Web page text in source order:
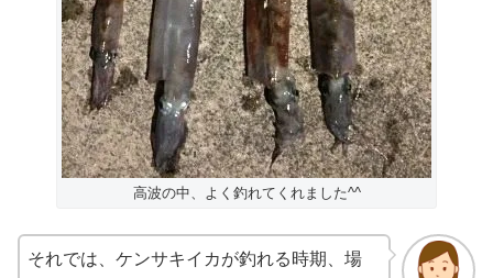
高波の中、よく釣れてくれました^^
それでは、ケンサキイカが釣れる時期、場